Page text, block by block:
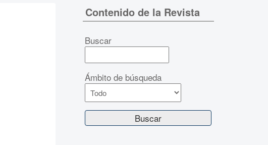
Contenido de la Revista
Buscar
Ámbito de búsqueda